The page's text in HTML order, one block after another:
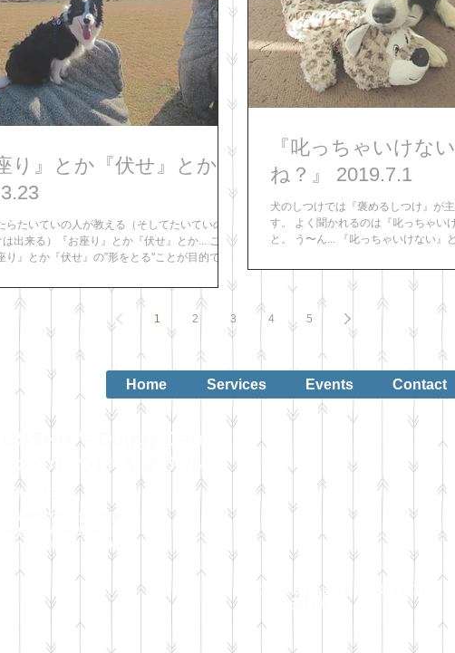
り』とか『伏せ』とか...
らたいていの人が教える（そしてたいていの犬
は出来る）『お座り』とか『伏せ』とか... これ
り』とか『伏せ』の”形をとる"ことが目的では
）。...
『叱っちゃいけな
ね？』 2019.7.1
犬のしつけでは『褒めるしつけ』が
す。 よく聞かれるのは『叱っちゃい
と。 う〜ん... 『叱っちゃいけない』
いよう環境を整えて学習させるという
ち...
1 2 3 4 5
Home Services Events Contact
USSHIY's Doggy Care
犬のしつけ & ホテル
〒300-1207
茨城県牛久市ひたち野東4-1-76
mobile:090-9002-8427
E-mail:
info@usshiy.com
Opening hours 7:00-21:00
営業時間